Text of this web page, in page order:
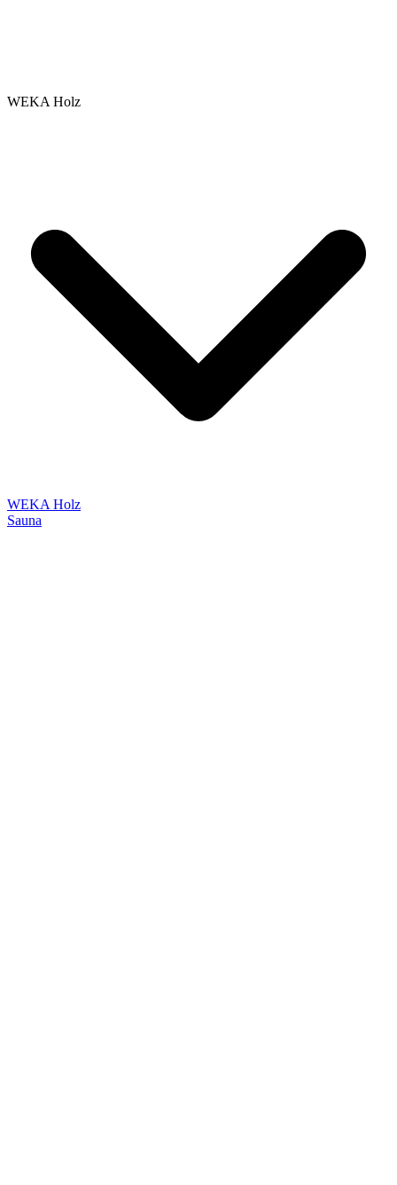
WEKA Holz
WEKA Holz
Sauna